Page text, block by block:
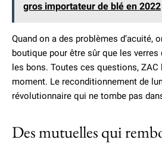
gros importateur de blé en 2022
Quand on a des problèmes d’acuité,
boutique pour être sûr que les
les bons. Toutes ces questions, ZAC
moment. Le reconditionnement de
révolutionnaire qui ne tombe pas
Des mutuelles qui